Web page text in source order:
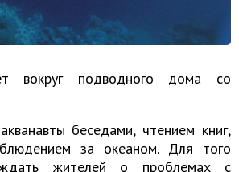
вокруг подводного дома со
беседами, чтением книг,
за океаном. Для того
жителей о проблемах с